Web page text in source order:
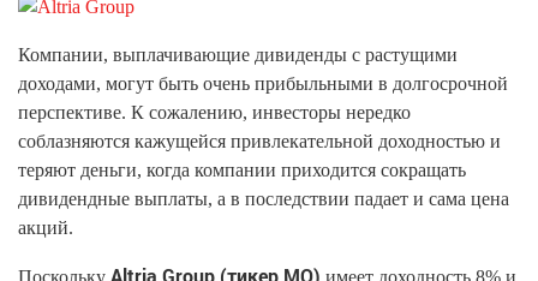
Компании, выплачивающие дивиденды с растущими
доходами, могут быть очень прибыльными в долгосрочной
перспективе. К сожалению, инвесторы нередко
соблазняются кажущейся привлекательной доходностью и
теряют деньги, когда компании приходится сокращать
дивидендные выплаты, а в последствии падает и сама цена
акций.
Поскольку Altria Group (тикер MO) имеет доходность 8% и